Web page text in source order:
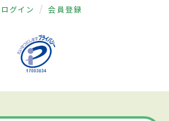
ログイン 会員登録